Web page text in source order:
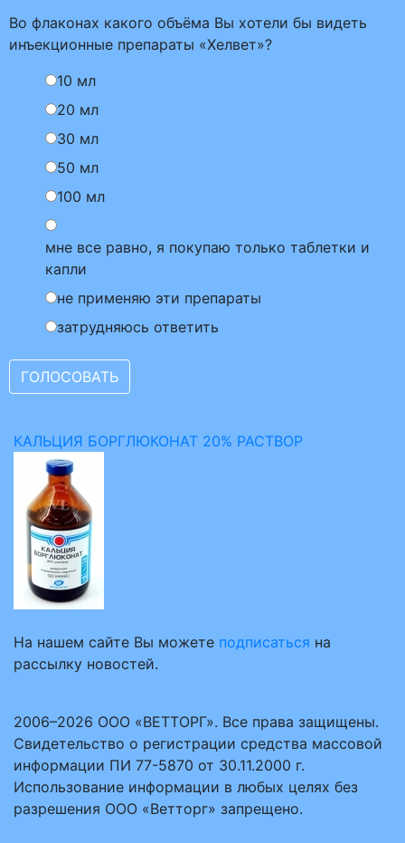
Во флаконах какого объёма Вы хотели бы видеть
инъекционные препараты «Хелвет»?
10 мл
20 мл
30 мл
50 мл
100 мл
мне все равно, я покупаю только таблетки и
капли
не применяю эти препараты
затрудняюсь ответить
КАЛЬЦИЯ БОРГЛЮКОНАТ 20% РАСТВОР
На нашем сайте Вы можете подписаться на
рассылку новостей.
2006–2026 ООО «ВЕТТОРГ». Все права защищены.
Свидетельство о регистрации средства массовой
информации ПИ 77-5870 от 30.11.2000 г.
Использование информации в любых целях без
разрешения ООО «Ветторг» запрещено.